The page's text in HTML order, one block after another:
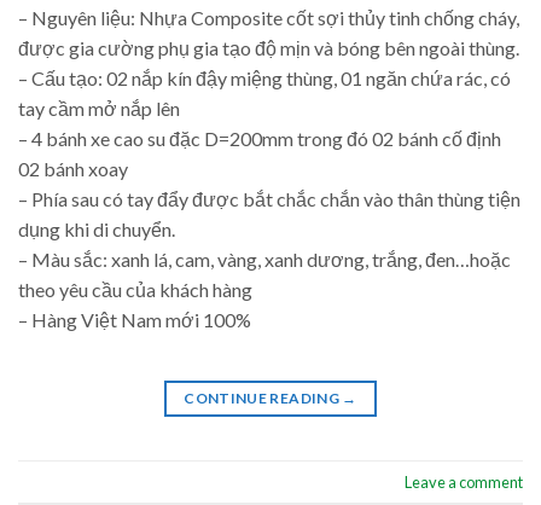
– Nguyên liệu: Nhựa Composite cốt sợi thủy tinh chống cháy,
được gia cường phụ gia tạo độ mịn và bóng bên ngoài thùng.
– Cấu tạo: 02 nắp kín đậy miệng thùng, 01 ngăn chứa rác, có
tay cầm mở nắp lên
– 4 bánh xe cao su đặc D=200mm trong đó 02 bánh cố định
02 bánh xoay
– Phía sau có tay đẩy được bắt chắc chắn vào thân thùng tiện
dụng khi di chuyển.
– Màu sắc: xanh lá, cam, vàng, xanh dương, trắng, đen…hoặc
theo yêu cầu của khách hàng
– Hàng Việt Nam mới 100%
CONTINUE READING →
Leave a comment